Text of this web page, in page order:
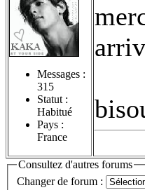
Messages :
315
Statut :
Habitué
Pays :
France
Consultez d'autres forums
Changer de forum :